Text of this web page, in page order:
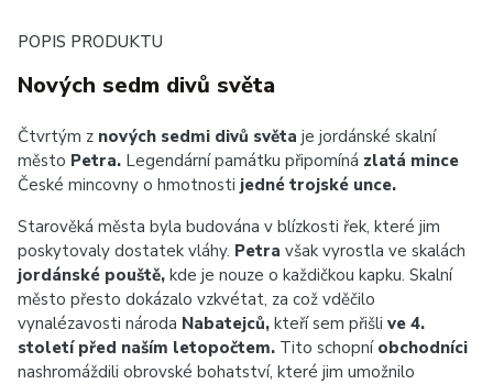
POPIS PRODUKTU
Nových sedm divů světa
Čtvrtým z nových sedmi divů světa je jordánské skalní
město Petra. Legendární památku připomíná zlatá mince
České mincovny o hmotnosti jedné trojské unce.
Starověká města byla budována v blízkosti řek, které jim
poskytovaly dostatek vláhy. Petra však vyrostla ve skalách
jordánské pouště, kde je nouze o každičkou kapku. Skalní
město přesto dokázalo vzkvétat, za což vděčilo
vynalézavosti národa Nabatejců, kteří sem přišli ve 4.
století před naším letopočtem. Tito schopní obchodníci
nashromáždili obrovské bohatství, které jim umožnilo